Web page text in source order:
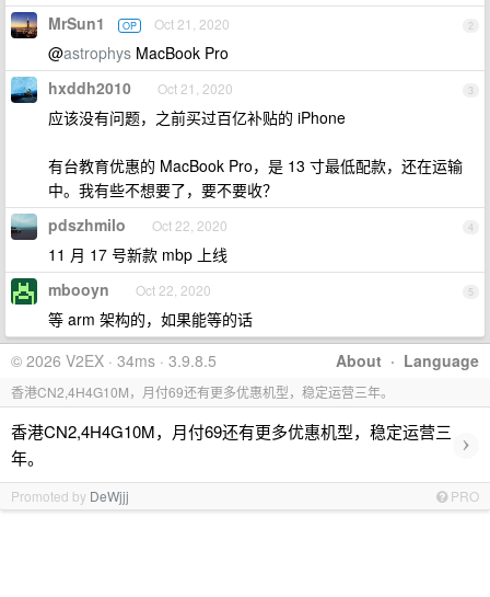
2
MrSun1 OP Oct 21, 2020
@astrophys MacBook Pro
3
hxddh2010 Oct 21, 2020
应该没有问题，之前买过百亿补贴的 iPhone
有台教育优惠的 MacBook Pro，是 13 寸最低配款，还在运输
中。我有些不想要了，要不要收？
4
pdszhmilo Oct 22, 2020
11 月 17 号新款 mbp 上线
5
mbooyn Oct 22, 2020
等 arm 架构的，如果能等的话
About · Language
© 2026 V2EX · 34ms · 3.9.8.5
香港CN2,4H4G10M，月付69还有更多优惠机型，稳定运营三年。
香港CN2,4H4G10M，月付69还有更多优惠机型，稳定运营三
年。
›
Promoted by DeWjjj PRO